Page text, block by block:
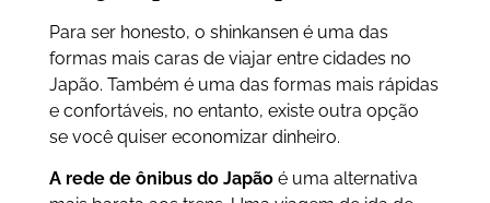
Para ser honesto, o shinkansen é uma das
formas mais caras de viajar entre cidades no
Japão. Também é uma das formas mais rápidas
e confortáveis, no entanto, existe outra opção
se você quiser economizar dinheiro.
A rede de ônibus do Japãoé uma alternativa